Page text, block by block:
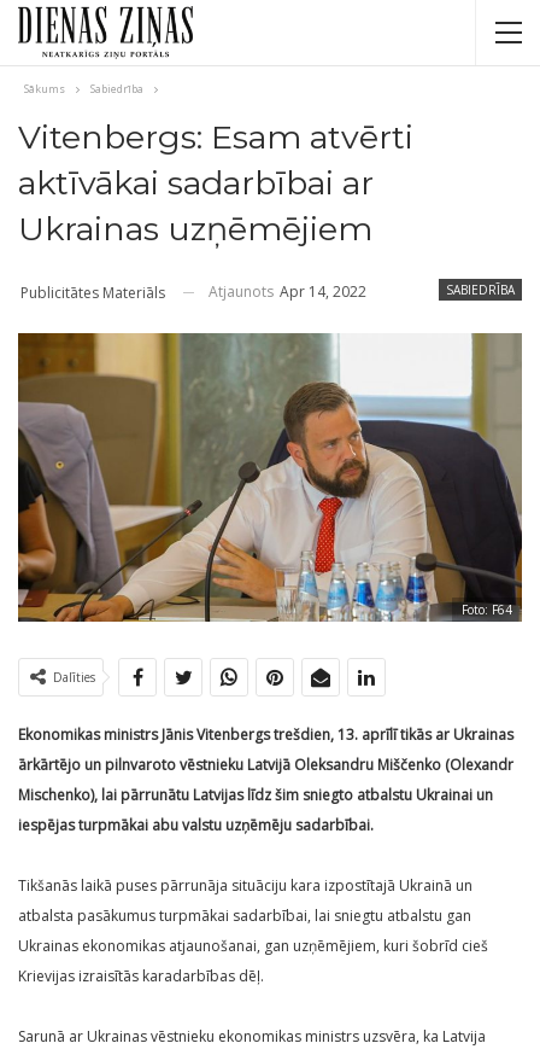
Sākums Sabiedrība
Vitenbergs: Esam atvērti
aktīvākai sadarbībai ar
Ukrainas uzņēmējiem
SABIEDRĪBA
Publicitātes Materiāls Atjaunots Apr 14, 2022
Foto: F64
Dalīties
Ekonomikas ministrs Jānis Vitenbergs trešdien, 13. aprīlī tikās ar Ukrainas
ārkārtējo un pilnvaroto vēstnieku Latvijā Oleksandru Miščenko (Olexandr
Mischenko), lai pārrunātu Latvijas līdz šim sniegto atbalstu Ukrainai un
iespējas turpmākai abu valstu uzņēmēju sadarbībai.
Tikšanās laikā puses pārrunāja situāciju kara izpostītajā Ukrainā un
atbalsta pasākumus turpmākai sadarbībai, lai sniegtu atbalstu gan
Ukrainas ekonomikas atjaunošanai, gan uzņēmējiem, kuri šobrīd cieš
Krievijas izraisītās karadarbības dēļ.
Sarunā ar Ukrainas vēstnieku ekonomikas ministrs uzsvēra, ka Latvija